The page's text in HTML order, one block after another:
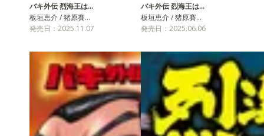
バキ外伝 烈海王は…
板垣恵介 / 猪原賽…
発売日：2025.11.07
バキ外伝 烈海王は…
板垣恵介 / 猪原賽…
発売日：2025.06.06